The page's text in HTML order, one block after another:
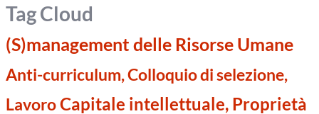
Tag Cloud
(S)management delle Risorse Umane
Anti-curriculum, Colloquio di selezione,
LavoroCapitale intellettuale, Proprietà